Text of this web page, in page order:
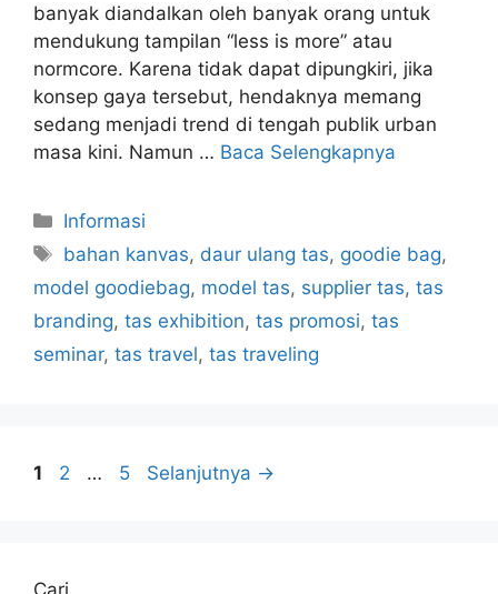
banyak diandalkan oleh banyak orang untuk
mendukung tampilan “less is more” atau
normcore. Karena tidak dapat dipungkiri, jika
konsep gaya tersebut, hendaknya memang
sedang menjadi trend di tengah publik urban
masa kini. Namun … Baca Selengkapnya
Kategori
Informasi
Tag
bahan kanvas, daur ulang tas, goodie bag,
model goodiebag, model tas, supplier tas, tas
branding, tas exhibition, tas promosi, tas
seminar, tas travel, tas traveling
Halaman
1 Halaman
2 … Halaman
5 Selanjutnya →
Cari